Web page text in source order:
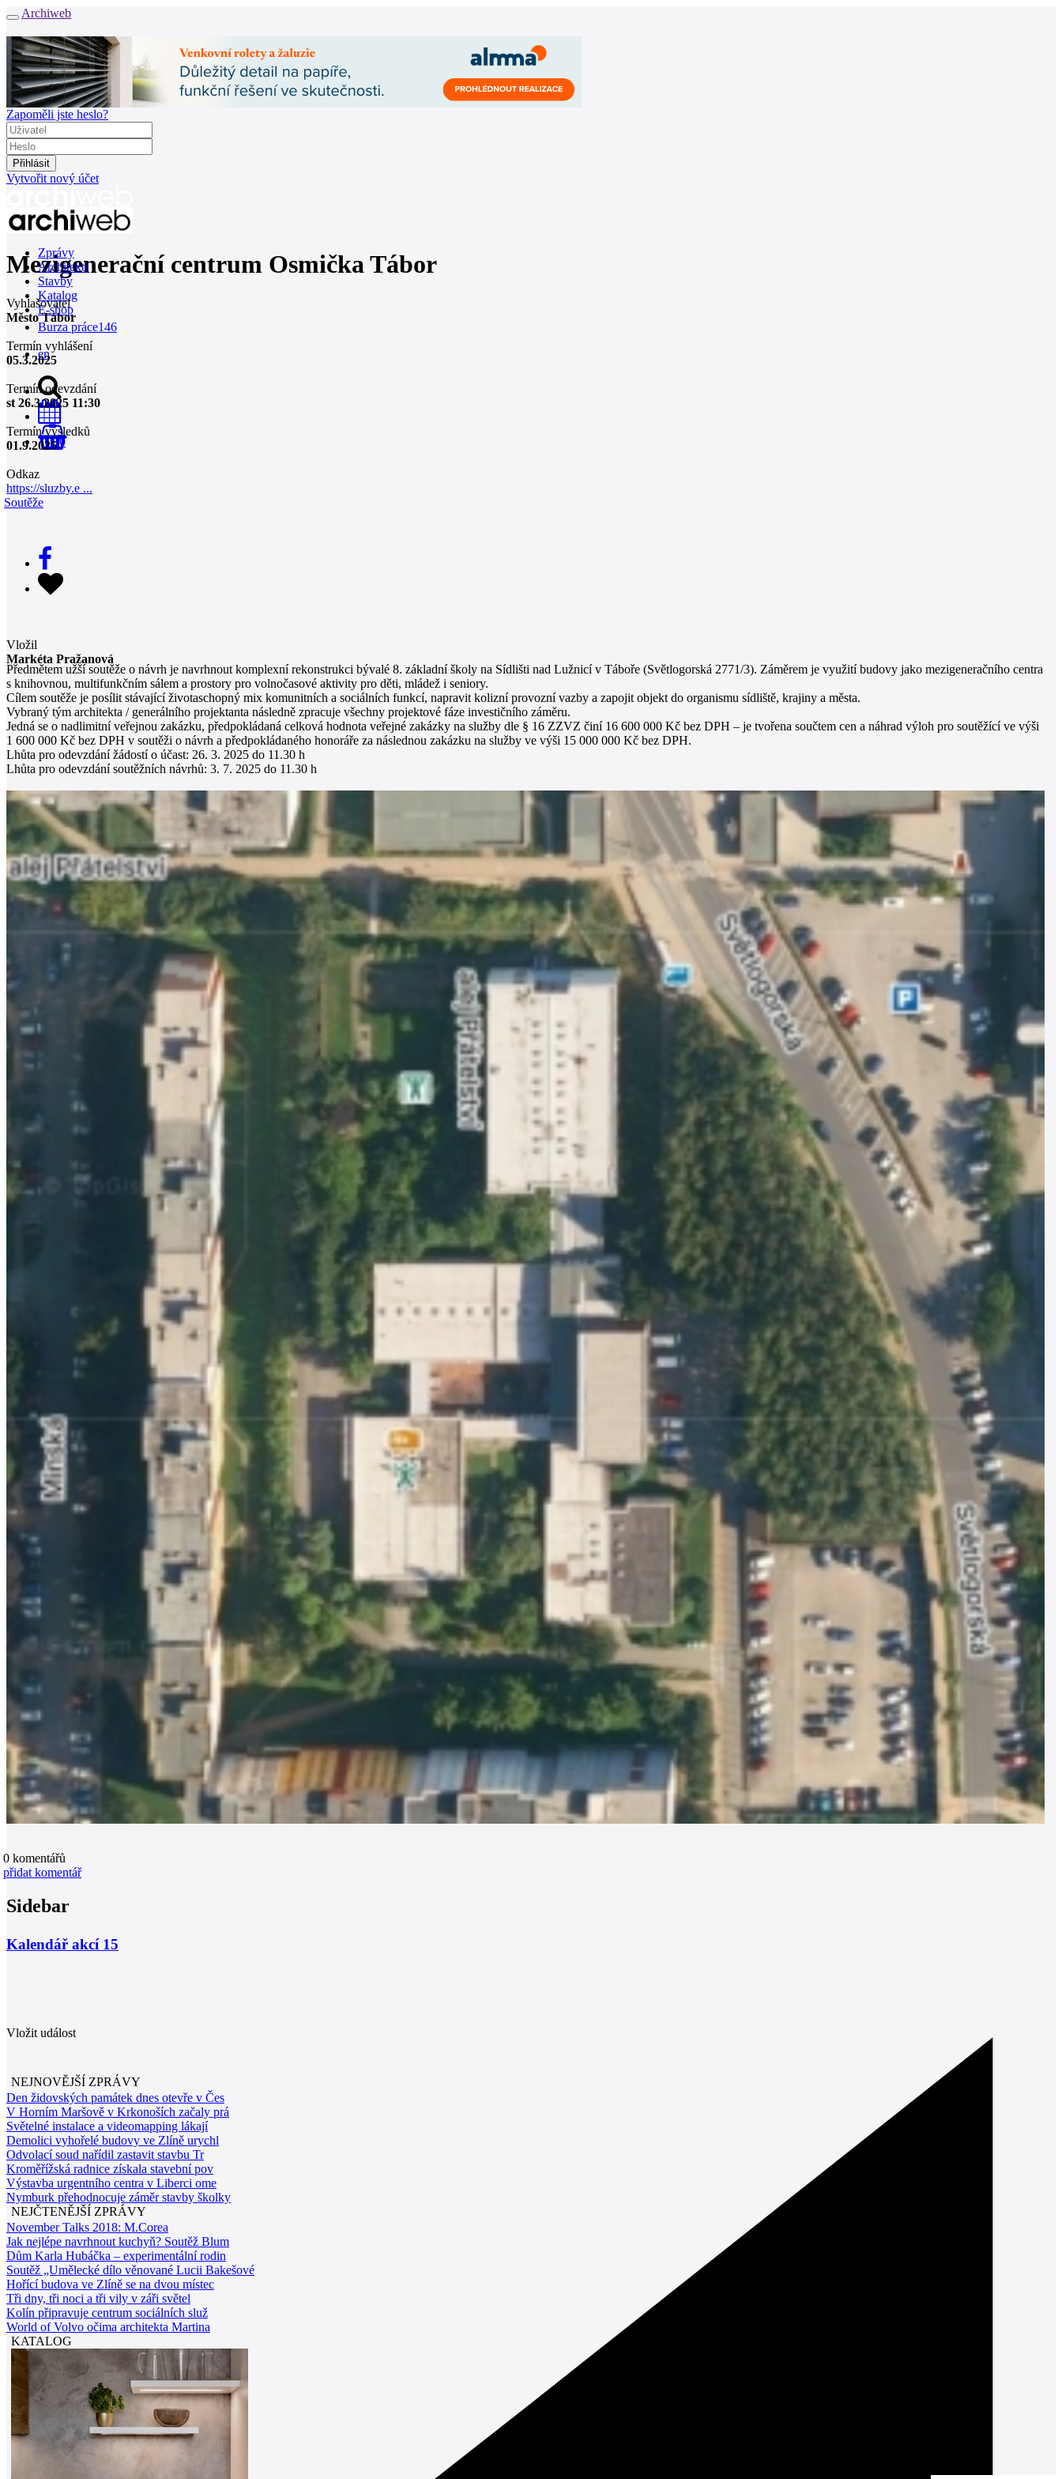
Archiweb
Zapoměli jste heslo?
Vytvořit nový účet
Zprávy
Architekti
Stavby
Katalog
E-shop
Burza práce146
en
0
Mezigenerační centrum Osmička Tábor
Vyhlašovatel
Město Tábor
Termín vyhlášení
05.3.2025
Termín odevzdání
st 26.3.2025 11:30
Termín výsledků
01.9.2025
Odkaz
https://sluzby.e ...
Soutěže
Vložil
Markéta Pražanová
Předmětem užší soutěže o návrh je navrhnout komplexní rekonstrukci bývalé 8. základní školy na Sídlišti nad Lužnicí v Táboře (Světlogorská 2771/3). Záměrem je využití budovy jako mezigeneračního centra
s knihovnou, multifunkčním sálem a prostory pro volnočasové aktivity pro děti, mládež i seniory.
Cílem soutěže je posílit stávající životaschopný mix komunitních a sociálních funkcí, napravit kolizní provozní vazby a zapojit objekt do organismu sídliště, krajiny a města.
Vybraný tým architekta / generálního projektanta následně zpracuje všechny projektové fáze investičního záměru.
Jedná se o nadlimitní veřejnou zakázku, předpokládaná celková hodnota veřejné zakázky na služby dle § 16 ZZVZ činí 16 600 000 Kč bez DPH – je tvořena součtem cen a náhrad výloh pro soutěžící ve výši
1 600 000 Kč bez DPH v soutěži o návrh a předpokládaného honoráře za následnou zakázku na služby ve výši 15 000 000 Kč bez DPH.
Lhůta pro odevzdání žádostí o účast: 26. 3. 2025 do 11.30 h
Lhůta pro odevzdání soutěžních návrhů: 3. 7. 2025 do 11.30 h
0 komentářů
přidat komentář
Sidebar
Kalendář akcí 15
Vložit událost
NEJNOVĚJŠÍ ZPRÁVY
Den židovských památek dnes otevře v Čes
V Horním Maršově v Krkonoších začaly prá
Světelné instalace a videomapping lákají
Demolici vyhořelé budovy ve Zlíně urychl
Odvolací soud nařídil zastavit stavbu Tr
Kroměřížská radnice získala stavební pov
Výstavba urgentního centra v Liberci ome
Nymburk přehodnocuje záměr stavby školky
NEJČTENĚJŠÍ ZPRÁVY
November Talks 2018: M.Corea
Jak nejlépe navrhnout kuchyň? Soutěž Blum
Dům Karla Hubáčka – experimentální rodin
Soutěž „Umělecké dílo věnované Lucii Bakešové
Hořící budova ve Zlíně se na dvou místec
Tři dny, tři noci a tři vily v záři světel
Kolín připravuje centrum sociálních služ
World of Volvo očima architekta Martina
KATALOG